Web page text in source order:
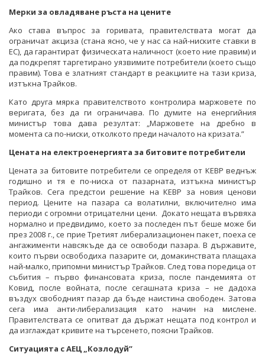
Мерки за овладяване ръста на цените
Ако става въпрос за горивата, правителствата могат да
ограничат акциза (стана ясно, че у нас са най-ниските ставки в
ЕС), да гарантират физическата наличност (което ние правим) и
да подкрепят таргетирано уязвимите потребители (което също
правим). Това е златният стандарт в реакциите на тази криза,
изтъкна Трайков.
Като друга мярка правителството контролира маржовете по
веригата, без да ги ограничава. По думите на енергийния
министър това дава резултат: „Маржовете на дребно в
момента са по-ниски, отколкото преди началото на кризата.”
Цената на електроенергията за битовите потребители
Цената за битовите потребители се определя от КЕВР веднъж
годишно и тя е по-ниска от пазарната, изтъкна министър
Трайков. Сега предстои решение на КЕВР за новия ценови
период. Цените на пазара са волатилни, включително има
периоди с огромни отрицателни цени. Докато нещата вървяха
нормално и предвидимо, което за последен път беше може би
през 2008 г., се прие Третият либерализационен пакет, поеха се
ангажименти навсякъде да се освободи пазара. В държавите,
които първи освободиха пазарите си, домакинствата плащаха
най-малко, припомни министър Трайков. След това поредица от
събития – първо финансовата криза, после пандемията от
Ковид, после войната, после сегашната криза – не дадоха
въздух свободният пазар да бъде наистина свободен. Затова
сега има анти-либерализация като начин на мислене.
Правителствата се опитват да държат нещата под контрол и
да изглаждат кривите на търсенето, поясни Трайков.
Ситуацията с АЕЦ „Козлодуй”